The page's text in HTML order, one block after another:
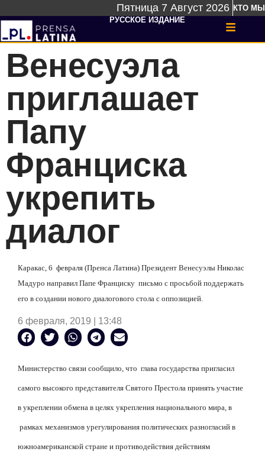
Пятница 7 Август 2026 КТО МЫ
РУССКОЕ ИЗДАНИЕ
Венесуэла
приглашает
Папу
Франциска
укрепить
диалог
Каракас, 6 февраля (Пренса Латина) Президент Венесуэлы Николас
Мадуро направил Папе Франциску письмо с просьбой поддержать
его в создании нового диалогового стола с оппозицией.
6 февраля, 2019 | 13:48
Министерство связи сообщило, что глава государства пригласил
самого высокого представителя Святого Престола принять участие
в укреплении обмена в целях укрепления национального мира, в
рамках механизмов урегулирования политических разногласий в
южноамериканской стране и противодействия действиям